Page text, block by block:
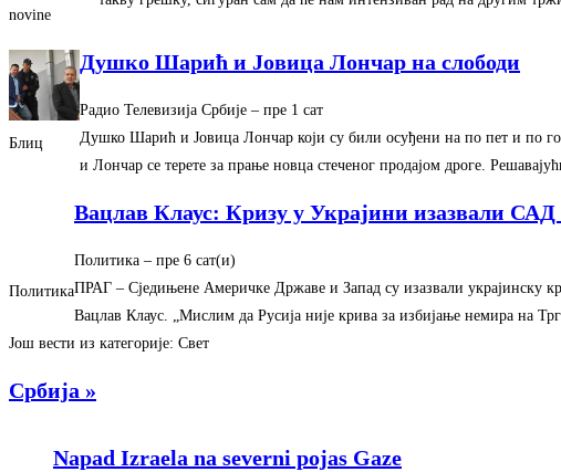
novine
Блиц
Душко Шарић и Јовица Лончар на слободи
Радио Телевизија Србије – ‎пре 1 сат‎
Душко Шарић и Јовица Лончар који су били осуђени на по пет и по
и Лончар се терете за прање новца стеченог продајом дроге.
Политика
Вацлав Клаус: Кризу у Украјини изазвали САД
Политика – ‎пре 6 сат(и)‎
ПРАГ – Сједињене Америчке Државе и Запад су изазвали украјинску
Вацлав Клаус. „Мислим да Русија није крива за избијање немира на
Још вести из категорије: Свет
Србија »
Napad Izraela na severni pojas Gaze